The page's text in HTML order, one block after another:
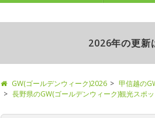
2026年の更新
GW(ゴールデンウィーク)2026 甲信越の
長野県のGW(ゴールデンウィーク)観光スポッ